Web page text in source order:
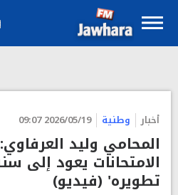
أخبار وطنية 2026/05/19 09:07
المحامي وليد
تطويره' (فيديو)